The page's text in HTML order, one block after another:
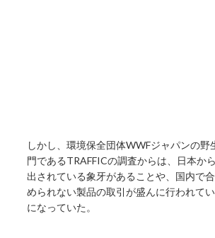
しかし、環境保全団体WWFジャパンの野
門であるTRAFFICの調査からは、日本か
出されている象牙があることや、国内で
められない製品の取引が盛んに行われて
になっていた。